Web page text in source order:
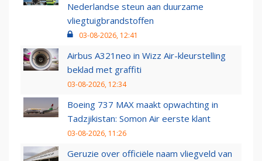
Nederlandse steun aan duurzame
vliegtuigbrandstoffen
03-08-2026, 12:41
Airbus A321neo in Wizz Air-kleurstelling
beklad met graffiti
03-08-2026, 12:34
Boeing 737 MAX maakt opwachting in
Tadzjikistan: Somon Air eerste klant
03-08-2026, 11:26
Geruzie over officiële naam vliegveld van